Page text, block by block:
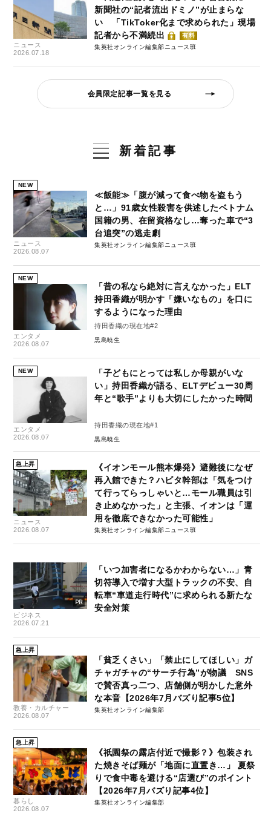
ニュース
2026.07.18
新聞社の“記者流出ドミノ”が止まらな
い 「TikToker化まで求められた」現場
記者から不満続出
有料
集英社オンライン編集部ニュース班
会員限定記事一覧を見る
新着記事
NEW
ニュース
2026.08.07
≪飯能≫「腹が減って食べ物を盗もう
と…」91歳女性殺害を供述したベトナム
国籍の男、在留資格なし…奪った車で“3
台追突”の逃走劇
集英社オンライン編集部ニュース班
NEW
エンタメ
2026.08.07
「昔の私なら絶対に言えなかった」ELT
持田香織が明かす「嫌いなもの」を口に
するようになった理由
持田香織の現在地#2
黒島暁生
NEW
エンタメ
2026.08.07
「子どもにとっては私しか母親がいな
い」持田香織が語る、ELTデビュー30周
年と“歌手”よりも大切にしたかった時間
持田香織の現在地#1
黒島暁生
急上昇
ニュース
2026.08.07
《イオンモール熊本爆発》避難後になぜ
再入館できた？ハビタ幹部は「気をつけ
て行ってらっしゃいと…モール職員は引
き止めなかった」と主張、イオンは「運
用を徹底できなかった可能性」
集英社オンライン編集部ニュース班
ビジネス
2026.07.21
「いつ加害者になるかわからない…」青
切符導入で増す大型トラックの不安、自
転車“車道走行時代”に求められる新たな
安全対策
急上昇
教養・カルチャー
2026.08.07
「貧乏くさい」「禁止にしてほしい」ガ
チャガチャの“サーチ行為”が物議 SNS
で賛否真っ二つ、店舗側が明かした意外
な本音【2026年7月バズり記事5位】
集英社オンライン編集部
急上昇
暮らし
2026.08.07
《祇園祭の露店付近で撮影？》包装され
た焼きそば麺が「地面に直置き…」 夏祭
りで食中毒を避ける“店選び”のポイント
【2026年7月バズり記事4位】
集英社オンライン編集部